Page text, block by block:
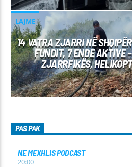
LAJME
14 VATRA ZJARRI NË
FUNDIT, 7 ENDE AKTIVE
ZJARRFIKËS,
PAS PAK
NE MEXHLIS PODCAST
20:00